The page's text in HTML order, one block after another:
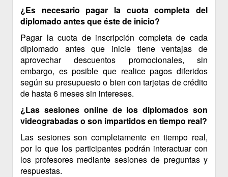
¿Es necesario pagar la cuota completa del
diplomado antes que éste de inicio?
Pagar la cuota de inscripción completa de cada
diplomado antes que inicie tiene ventajas de
aprovechar descuentos promocionales, sin
embargo, es posible que realice pagos diferidos
según su presupuesto o bien con tarjetas de crédito
de hasta 6 meses sin intereses.
¿Las sesiones online de los diplomados son
videograbadas o son impartidos en tiempo real?
Las sesiones son completamente en tiempo real,
por lo que los participantes podrán interactuar con
los profesores mediante sesiones de preguntas y
respuestas.